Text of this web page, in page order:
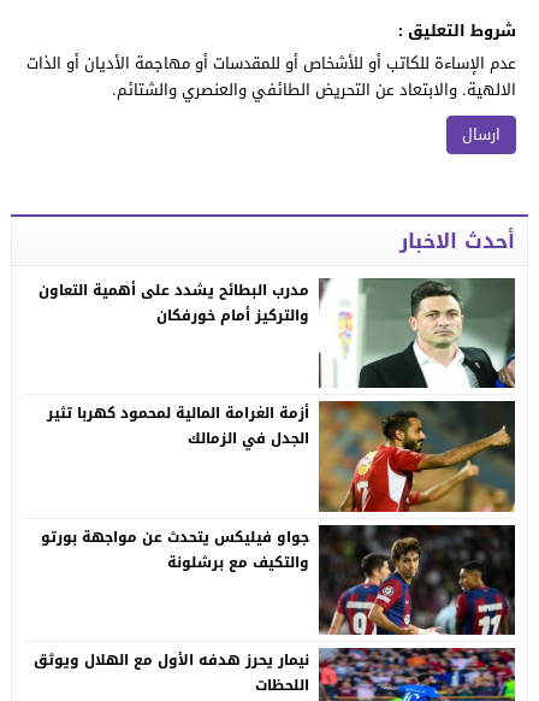
شروط التعليق :
عدم الإساءة للكاتب أو للأشخاص أو للمقدسات أو مهاجمة الأديان أو الذات
الالهية. والابتعاد عن التحريض الطائفي والعنصري والشتائم.
أحدث الاخبار
مدرب البطائح يشدد على أهمية التعاون
والتركيز أمام خورفكان
أزمة الغرامة المالية لمحمود كهربا تثير
الجدل في الزمالك
جواو فيليكس يتحدث عن مواجهة بورتو
والتكيف مع برشلونة
نيمار يحرز هدفه الأول مع الهلال ويوثق
اللحظات